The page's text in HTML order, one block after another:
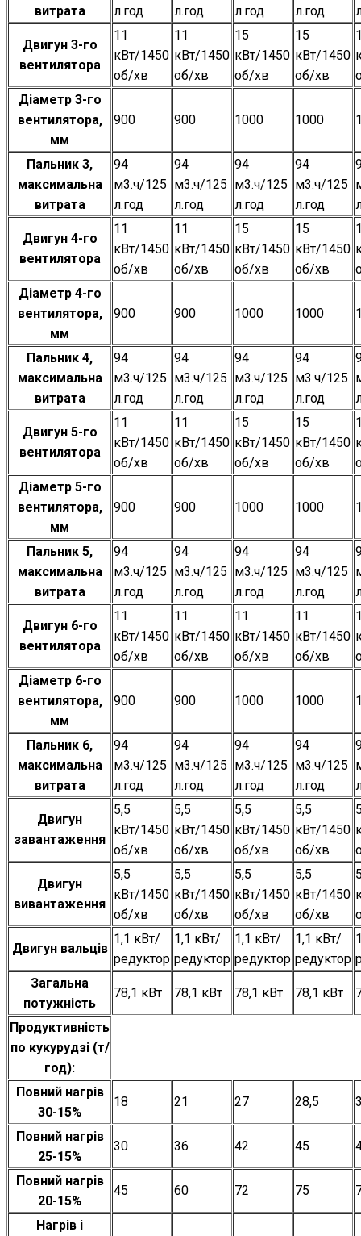
витрата
л.год
л.год
л.год
л.год
Двигун 3-го
вентилятора
11
кВт/1450
об/хв
11
кВт/1450
об/хв
15
кВт/1450
об/хв
15
кВт/1450
об/хв
Діаметр 3-го
вентилятора,
мм
900 900 1000 1000
Пальник 3,
максимальна
витрата
94
м3.ч/125
л.год
94
м3.ч/125
л.год
94
м3.ч/125
л.год
94
м3.ч/125
л.год
Двигун 4-го
вентилятора
11
кВт/1450
об/хв
11
кВт/1450
об/хв
15
кВт/1450
об/хв
15
кВт/1450
об/хв
Діаметр 4-го
вентилятора,
мм
900 900 1000 1000
Пальник 4,
максимальна
витрата
94
м3.ч/125
л.год
94
м3.ч/125
л.год
94
м3.ч/125
л.год
94
м3.ч/125
л.год
Двигун 5-го
вентилятора
11
кВт/1450
об/хв
11
кВт/1450
об/хв
15
кВт/1450
об/хв
15
кВт/1450
об/хв
Діаметр 5-го
вентилятора,
мм
900 900 1000 1000
Пальник 5,
максимальна
витрата
94
м3.ч/125
л.год
94
м3.ч/125
л.год
94
м3.ч/125
л.год
94
м3.ч/125
л.год
Двигун 6-го
вентилятора
11
кВт/1450
об/хв
11
кВт/1450
об/хв
11
кВт/1450
об/хв
11
кВт/1450
об/хв
Діаметр 6-го
вентилятора,
мм
900 900 1000 1000
Пальник 6,
максимальна
витрата
94
м3.ч/125
л.год
94
м3.ч/125
л.год
94
м3.ч/125
л.год
94
м3.ч/125
л.год
Двигун
завантаження
5,5
кВт/1450
об/хв
5,5
кВт/1450
об/хв
5,5
кВт/1450
об/хв
5,5
кВт/1450
об/хв
Двигун
вивантаження
5,5
кВт/1450
об/хв
5,5
кВт/1450
об/хв
5,5
кВт/1450
об/хв
5,5
кВт/1450
об/хв
Двигун вальців
1,1 кВт/
редуктор
1,1 кВт/
редуктор
1,1 кВт/
редуктор
1,1 кВт/
редуктор
Загальна
потужність
78,1 кВт 78,1 кВт 78,1 кВт 78,1 кВт
Продуктивність
по кукурудзі (т/
год):
Повний нагрів
30-15%
18 21 27 28,5
Повний нагрів
25-15%
30 36 42 45
Повний нагрів
20-15%
45 60 72 75
Нагрів і